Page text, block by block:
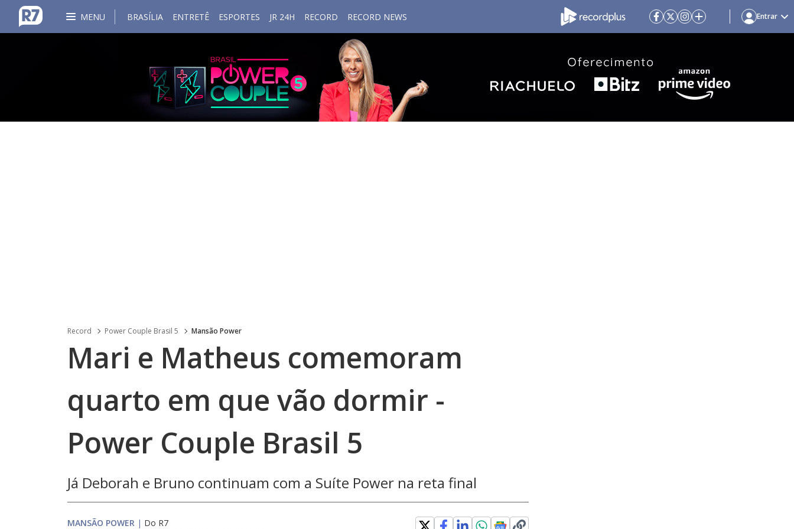
MENU BRASÍLIA ENTRETÊ ESPORTES JR 24H RECORD RECORD NEWS Entrar
Record Power Couple Brasil 5 Mansão Power
Mari e Matheus comemoram
quarto em que vão dormir -
Power Couple Brasil 5
Já Deborah e Bruno continuam com a Suíte Power na reta final
MANSÃO POWER | Do R7